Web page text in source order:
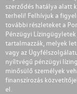
szerződés hatálya alatt
terheli! Felhívjuk a
további részleteket a
Pénzügyi
tartalmazzák, melyek
vagy az
nyíltvégű pénzügyi
minősülő személyek
finanszírozás
el.